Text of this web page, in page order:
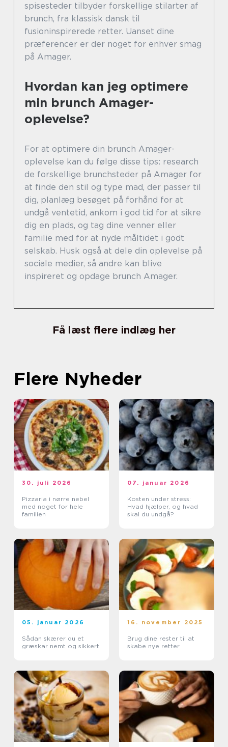
spisesteder tilbyder forskellige stilarter af
brunch, fra klassisk dansk til
fusioninspirerede retter. Uanset dine
præferencer er der noget for enhver smag
på Amager.
Hvordan kan jeg optimere
min brunch Amager-
oplevelse?
For at optimere din brunch Amager-
oplevelse kan du følge disse tips: research
de forskellige brunchsteder på Amager for
at finde den stil og type mad, der passer til
dig, planlæg besøget på forhånd for at
undgå ventetid, ankom i god tid for at sikre
dig en plads, og tag dine venner eller
familie med for at nyde måltidet i godt
selskab. Husk også at dele din oplevelse på
sociale medier, så andre kan blive
inspireret og opdage brunch Amager.
Få læst flere indlæg her
Flere Nyheder
30. juli 2026
Pizzaria i nørre nebel
med noget for hele
familien
07. januar 2026
Kosten under stress:
Hvad hjælper, og hvad
skal du undgå?
05. januar 2026
Sådan skærer du et
græskar nemt og sikkert
16. november 2025
Brug dine rester til at
skabe nye retter